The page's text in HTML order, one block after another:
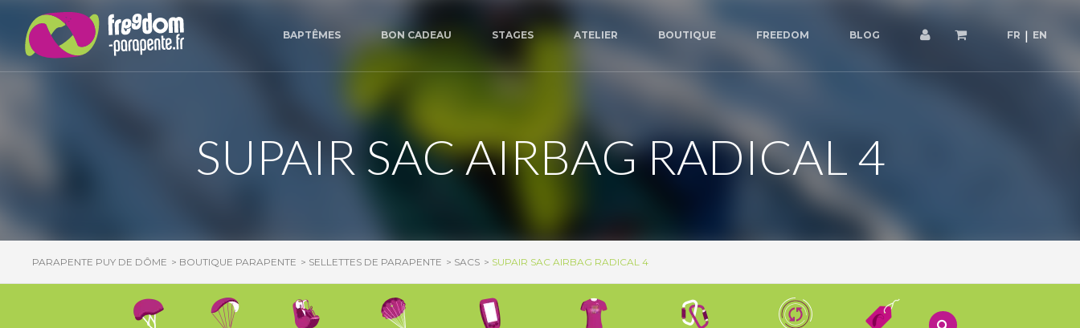
BAPTÊMES BON CADEAU STAGES ATELIER BOUTIQUE FREEDOM BLOG FR EN
SUPAIR SAC AIRBAG RADICAL 4
PARAPENTE PUY DE DÔME BOUTIQUE PARAPENTE SELLETTES DE PARAPENTE SACS SUPAIR SAC AIRBAG RADICAL 4